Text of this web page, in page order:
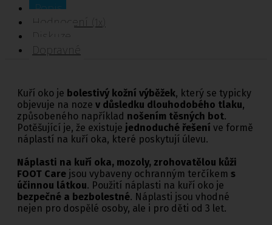
Popis
Hodnocení
(1x)
Diskuze
Dopravné
Kuří oko je bolestivý kožní výběžek, který se typicky
objevuje na noze v důsledku dlouhodobého tlaku,
způsobeného například nošením těsných bot.
Potěšující je, že existuje jednoduché řešení ve formě
náplastí na kuří oka, které poskytují úlevu.
Náplasti na kuří oka, mozoly, zrohovatělou kůži
FOOT Care jsou vybaveny ochranným terčíkem s
účinnou látkou. Použití náplasti na kuří oko je
bezpečné a bezbolestné. Náplasti jsou vhodné
nejen pro dospělé osoby, ale i pro děti od 3 let.